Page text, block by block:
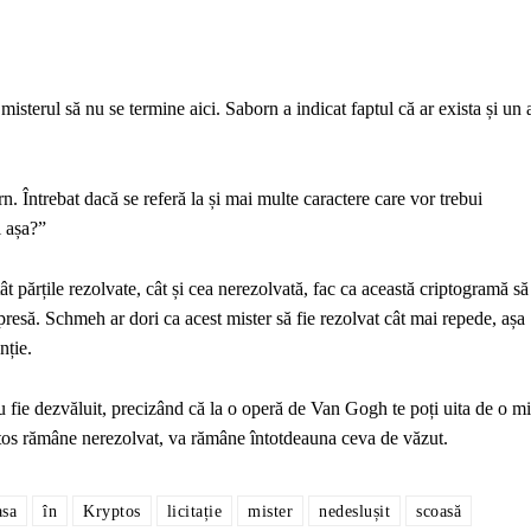
să nu se termine aici. Saborn a indicat faptul că ar exista și un
Întrebat dacă se referă la și mai multe caractere care vor trebui
rezolvate, cât și cea nerezolvată, fac ca această criptogramă să
Schmeh ar dori ca acest mister să fie rezolvat cât mai repede, așa
fie dezvăluit, precizând că la o operă de Van Gogh te poți uita de o
rămâne nerezolvat, va rămâne întotdeauna ceva de văzut.
în Kryptos licitație mister nedeslușit scoasă